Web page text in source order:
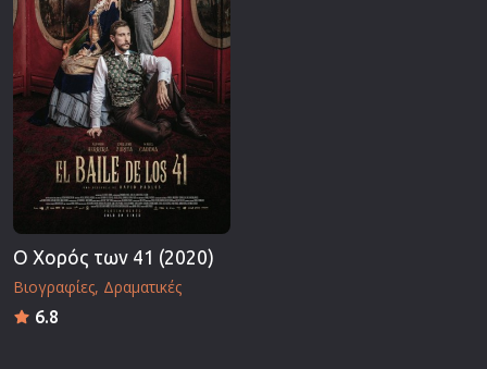
Ο Χορός των 41 (2020)
Βιογραφίες Δραματικές
6.8